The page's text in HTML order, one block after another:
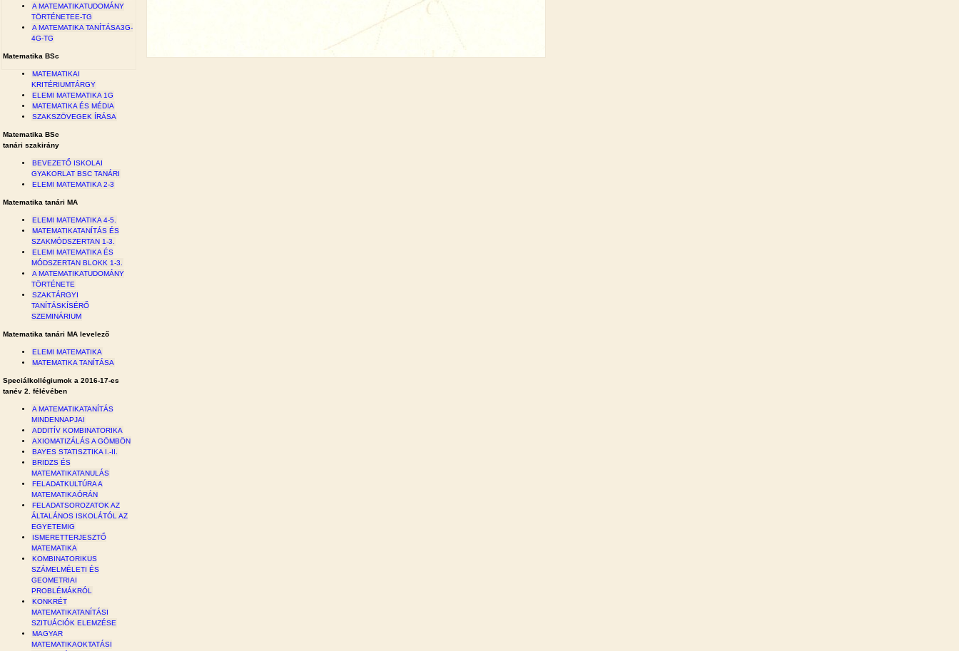
A MATEMATIKATUDOMÁNY
TÖRTÉNETEE-TG
A MATEMATIKA TANÍTÁSA3G-
4G-TG
Matematika BSc
MATEMATIKAI
KRITÉRIUMTÁRGY
ELEMI MATEMATIKA 1G
MATEMATIKA ÉS MÉDIA
SZAKSZÖVEGEK ÍRÁSA
Matematika BSc
tanári szakirány
BEVEZETŐ ISKOLAI
GYAKORLAT BSC TANÁRI
ELEMI MATEMATIKA 2-3
Matematika tanári MA
ELEMI MATEMATIKA 4-5.
MATEMATIKATANÍTÁS ÉS
SZAKMÓDSZERTAN 1-3.
ELEMI MATEMATIKA ÉS
MÓDSZERTAN BLOKK 1-3.
A MATEMATIKATUDOMÁNY
TÖRTÉNETE
SZAKTÁRGYI
TANÍTÁSKÍSÉRŐ
SZEMINÁRIUM
Matematika tanári MA levelező
ELEMI MATEMATIKA
MATEMATIKA TANÍTÁSA
Speciálkollégiumok a 2016-17-es
tanév 2. félévében
A MATEMATIKATANÍTÁS
MINDENNAPJAI
ADDITÍV KOMBINATORIKA
AXIOMATIZÁLÁS A GÖMBÖN
BAYES STATISZTIKA I.-II.
BRIDZS ÉS
MATEMATIKATANULÁS
FELADATKULTÚRA A
MATEMATIKAÓRÁN
FELADATSOROZATOK AZ
ÁLTALÁNOS ISKOLÁTÓL AZ
EGYETEMIG
ISMERETTERJESZTŐ
MATEMATIKA
KOMBINATORIKUS
SZÁMELMÉLETI ÉS
GEOMETRIAI
PROBLÉMÁKRÓL
KONKRÉT
MATEMATIKATANÍTÁSI
SZITUÁCIÓK ELEMZÉSE
MAGYAR
MATEMATIKAOKTATÁSI